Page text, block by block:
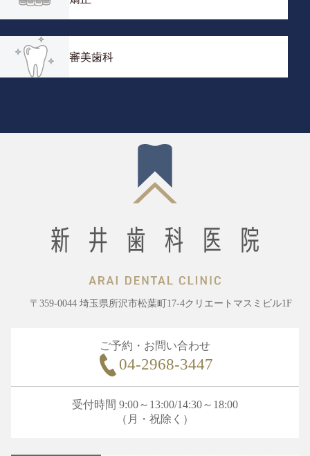
審美歯科
〒359-0044 埼玉県所沢市松葉町17-4クリエートマスミビル1F
ご予約・お問い合わせ
04-2968-3447
受付時間 9:00～13:00/14:30～18:00
（月・祝除く）